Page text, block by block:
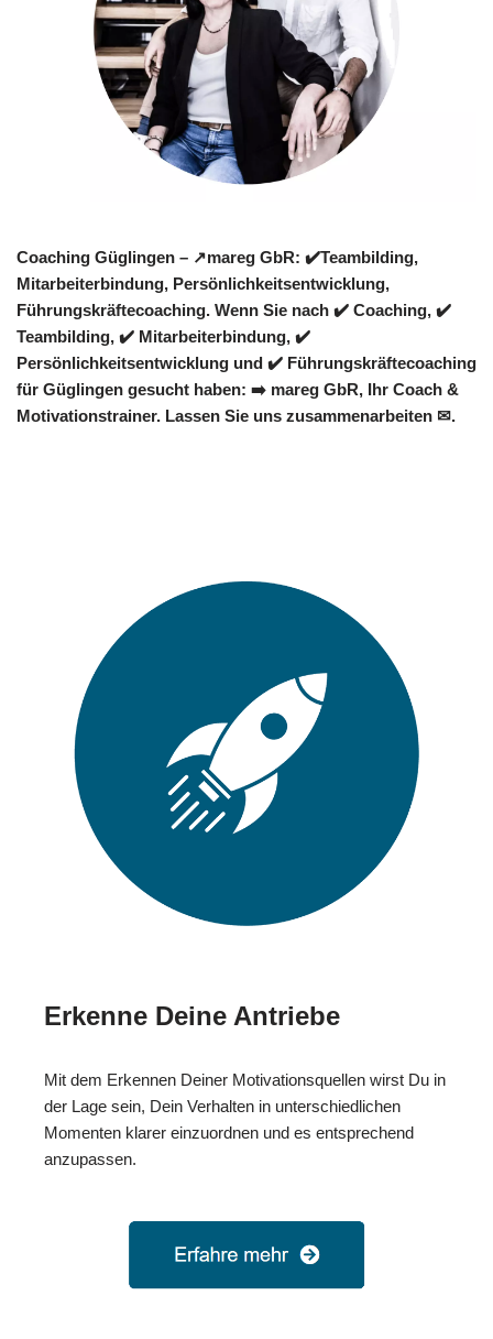
Coaching Güglingen – ↗️mareg GbR: ✔️Teambilding,
Mitarbeiterbindung, Persönlichkeitsentwicklung,
Führungskräftecoaching. Wenn Sie nach ✔️ Coaching, ✔️
Teambilding, ✔️ Mitarbeiterbindung, ✔️
Persönlichkeitsentwicklung und ✔️ Führungskräftecoaching
für Güglingen gesucht haben: ➡️ mareg GbR, Ihr Coach &
Motivationstrainer. Lassen Sie uns zusammenarbeiten ✉.
Erkenne Deine Antriebe
Mit dem Erkennen Deiner Motivationsquellen wirst Du in
der Lage sein, Dein Verhalten in unterschiedlichen
Momenten klarer einzuordnen und es entsprechend
anzupassen.